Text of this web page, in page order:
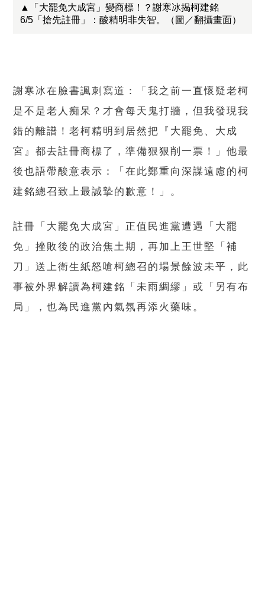
▲「大罷免大成宮」變商標！？謝寒冰揭柯建銘
6/5「搶先註冊」：酸精明非失智。（圖／翻攝畫面）
謝寒冰在臉書諷刺寫道：「我之前一直懷疑老柯
是不是老人痴呆？才會每天鬼打牆，但我發現我
錯的離譜！老柯精明到居然把『大罷免、大成
宮』都去註冊商標了，準備狠狠削一票！」他最
後也語帶酸意表示：「在此鄭重向深謀遠慮的柯
建銘總召致上最誠摯的歉意！」。
註冊「大罷免大成宮」正值民進黨遭遇「大罷
免」挫敗後的政治焦土期，再加上王世堅「補
刀」送上衛生紙怒嗆柯總召的場景餘波未平，此
事被外界解讀為柯建銘「未雨綢繆」或「另有布
局」，也為民進黨內氣氛再添火藥味。